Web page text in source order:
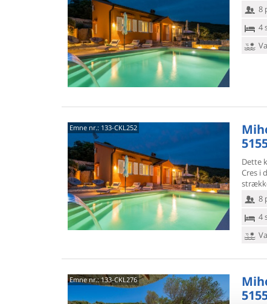
8
4
Emne nr.: 133-CKL252
Dette
Cres i
8
4
Emne nr.:133-CKL276